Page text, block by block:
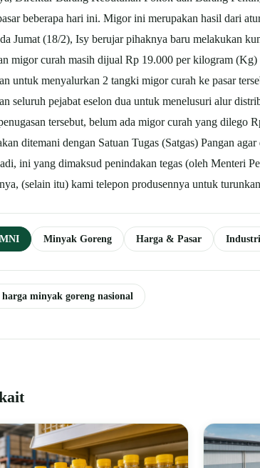
beberapa hari ini. Migor ini merupakan hasil dari
Jumat (18/2), Isy berujar pihaknya baru melakukan
migor curah masih dijual Rp 19.000 per kilogram
untuk menyalurkan 2 tangki migor curah ke pasar
seluruh pejabat eselon dua untuk menelusuri alur
tersebut, belum ada migor curah yang dilego
ditemani dengan Satuan Tugas (Satgas) Pangan
ini yang dimaksud penindakan tegas (oleh Menteri
(selain itu) kami telepon produsennya untuk
Minyak Goreng Harga & Pasar
minyak goreng nasional